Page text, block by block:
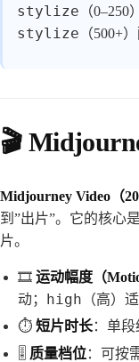
stylize （
stylize （500+
🎬
Midjourney Video（
到”出片”。它的核心是
片。
🎞️ 运动幅度（
动； high （高）
⏱️ 短片时长：单
🎚️ 质量档位：可按